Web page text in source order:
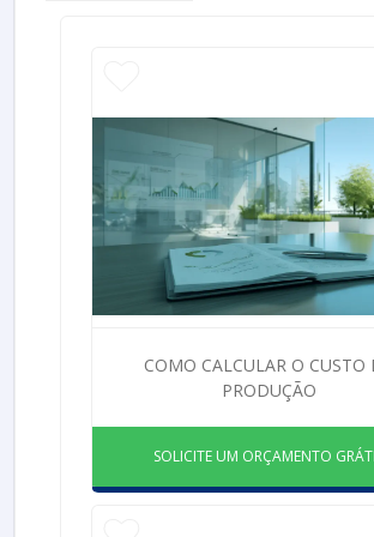
COMO CALCULAR O CUSTO
PRODUÇÃO
SOLICITE UM ORÇAMENTO